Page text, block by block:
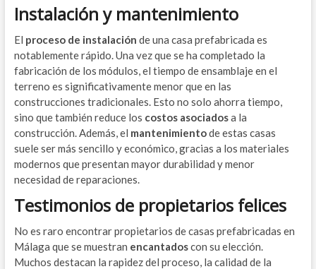
Instalación y mantenimiento
El proceso de instalación de una casa prefabricada es
notablemente rápido. Una vez que se ha completado la
fabricación de los módulos, el tiempo de ensamblaje en el
terreno es significativamente menor que en las
construcciones tradicionales. Esto no solo ahorra tiempo,
sino que también reduce los costos asociadosa la
construcción. Además, el mantenimientode estas casas
suele ser más sencillo y económico, gracias a los materiales
modernos que presentan mayor durabilidad y menor
necesidad de reparaciones.
Testimonios de propietarios felices
No es raro encontrar propietarios de casas prefabricadas en
Málaga que se muestran encantadoscon su elección.
Muchos destacan la rapidez del proceso, la calidad de la